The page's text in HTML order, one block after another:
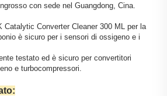
con sede nel Guangdong, Cina.
Catalytic Converter Cleaner 300 ML per la
è sicuro per i sensori di ossigeno e i
testato ed è sicuro per convertitori
e turbocompressori.